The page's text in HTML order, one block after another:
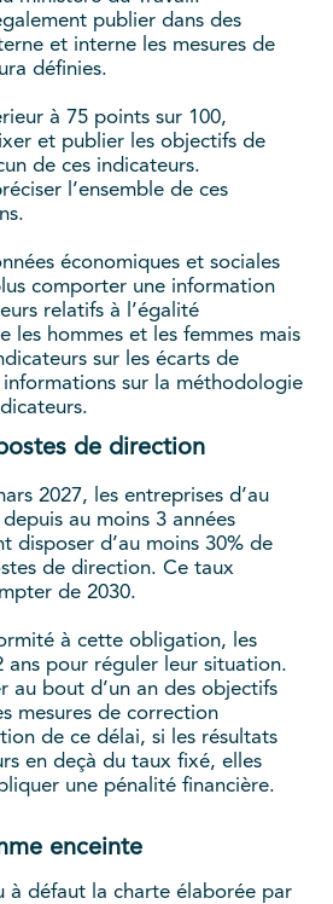
publier dans des
et interne les mesures de
définies.
à 75 points sur 100,
et publier les objectifs de
de ces indicateurs.
l’ensemble de ces
économiques et sociales
comporter une information
relatifs à l’égalité
les hommes et les femmes mais
sur les écarts de
sur la méthodologie
de direction
2027, les entreprises d’au
au moins 3 années
disposer d’au moins 30% de
de direction. Ce taux
de 2030.
à cette obligation, les
ans pour réguler leur situation.
au bout d’un an des objectifs
mesures de correction
de ce délai, si les résultats
en deçà du taux fixé, elles
une pénalité financière.
enceinte
à défaut la charte élaborée par